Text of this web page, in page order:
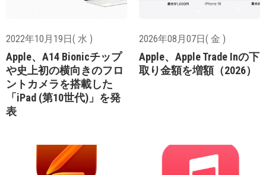
2022年10月19日( 水 )
Apple、A14 Bionicチップ
や史上初の横向きのフロ
ントカメラを搭載した
「iPad (第10世代)」を発
表
2026年08月07日( 金 )
Apple、Apple Trade Inの下
取り金額を増額（2026）